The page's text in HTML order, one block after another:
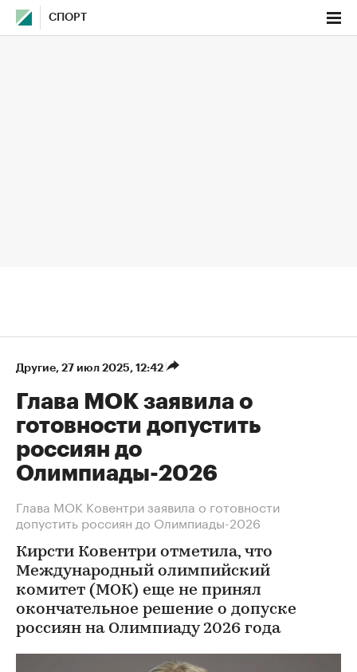
СПОРТ
Другие⁠, 27 июл 2025, 12:42
Глава МОК заявила о
готовности допустить
россиян до
Олимпиады-2026
Глава МОК Ковентри заявила о готовности
допустить россиян до Олимпиады-2026
Кирсти Ковентри отметила, что
Международный олимпийский
комитет (МОК) еще не принял
окончательное решение о допуске
россиян на Олимпиаду 2026 года